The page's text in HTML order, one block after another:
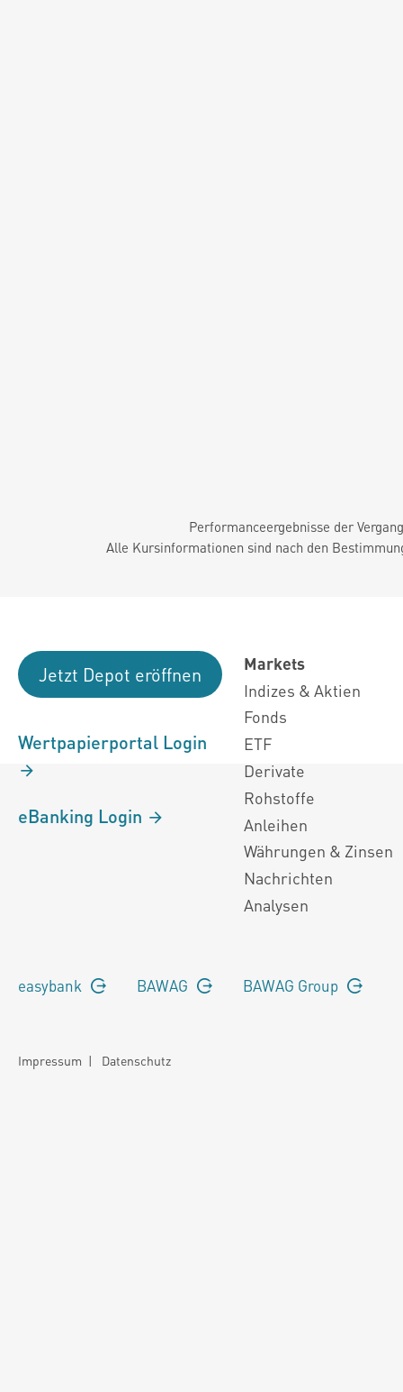
Performanceergebnisse der
Alle Kursinformationen sind nach den
Jetzt Depot eröffnen
Wertpapierportal Login
eBanking Login
Markets
Indizes & Aktien
Fonds
ETF
Derivate
Rohstoffe
Anleihen
Währungen & Zinsen
Nachrichten
Analysen
easybank BAWAG BAWAG Group
Impressum | Datenschutz